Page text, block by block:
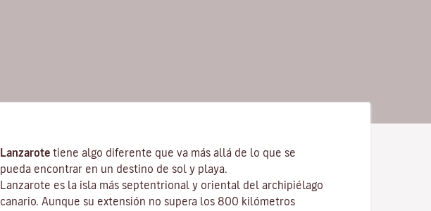
Lanzarote tiene algo diferente que va más allá de lo que se
pueda encontrar en un destino de sol y playa.
Lanzarote es la isla más septentrional y oriental del archipiélago
canario. Aunque su extensión no supera los 800 kilómetros